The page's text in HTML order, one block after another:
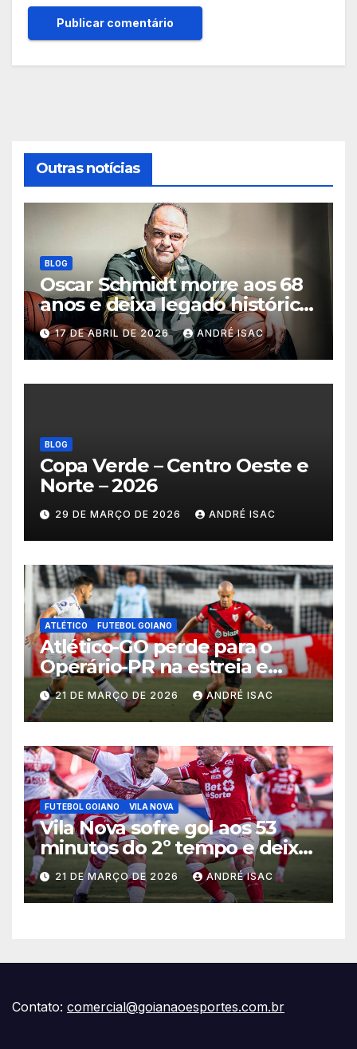
Outras notícias
BLOG
Oscar Schmidt morre aos 68
anos e deixa legado histórico
no basquete mundial
17 DE ABRIL DE 2026 ANDRÉ ISAC
BLOG
Copa Verde – Centro Oeste e
Norte – 2026
29 DE MARÇO DE 2026 ANDRÉ ISAC
ATLÉTICO FUTEBOL GOIANO
Atlético-GO perde para o
Operário-PR na estreia e
começa sob pressão a Série B
2026
21 DE MARÇO DE 2026 ANDRÉ ISAC
FUTEBOL GOIANO VILA NOVA
Vila Nova sofre gol aos 53
minutos do 2º tempo e deixa
vitória escapar na estreia da
Série B
21 DE MARÇO DE 2026 ANDRÉ ISAC
Contato: comercial@goianaoesportes.com.br